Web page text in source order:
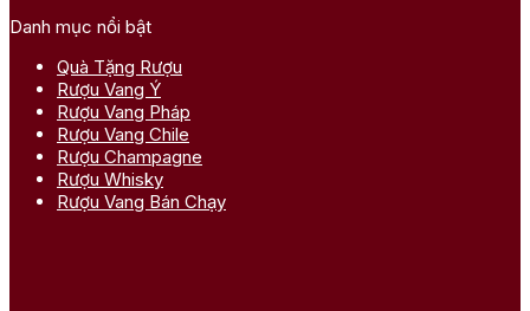
Danh mục nổi bật
Quà Tặng Rượu
Rượu Vang Ý
Rượu Vang Pháp
Rượu Vang Chile
Rượu Champagne
Rượu Whisky
Rượu Vang Bán Chạy